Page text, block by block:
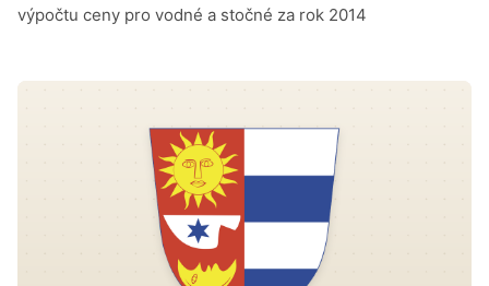
výpočtu ceny pro vodné a stočné za rok 2014